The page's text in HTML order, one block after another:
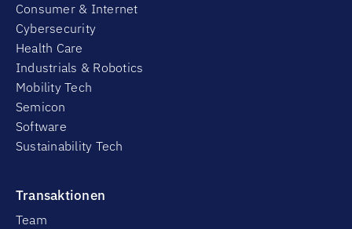
Consumer & Internet
Cybersecurity
Health Care
Industrials & Robotics
Mobility Tech
Semicon
Software
Sustainability Tech
Transaktionen
Team